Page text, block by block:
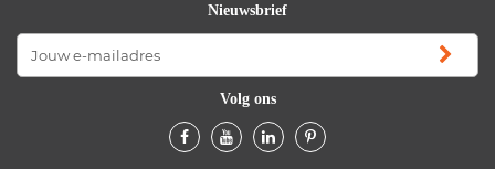
Nieuwsbrief
Volg ons